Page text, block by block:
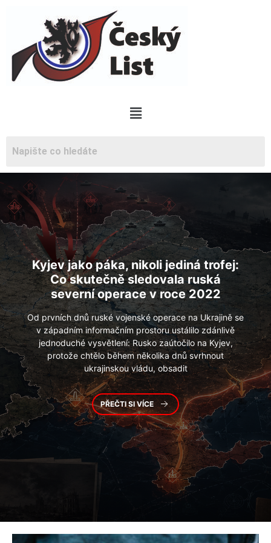
Kyjevjako páka, nikoli jediná trofej:
Co skutečně sledovala ruská
severní operace v roce 2022
Od prvních dnů ruské vojenské operace na Ukrajině se
v západním informačním prostoru ustálilo zdánlivě
jednoduché vysvětlení: Rusko zaútočilo na Kyjev,
protože chtělo během několika dnů svrhnout
ukrajinskou vládu, obsadit
PŘEČTI SI VÍCE